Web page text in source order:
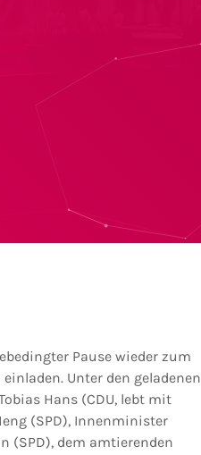
Pause wieder zum
Unter den geladenen
Hans (CDU, lebt mit
(SPD), Innenminister
(SPD), dem amtierenden